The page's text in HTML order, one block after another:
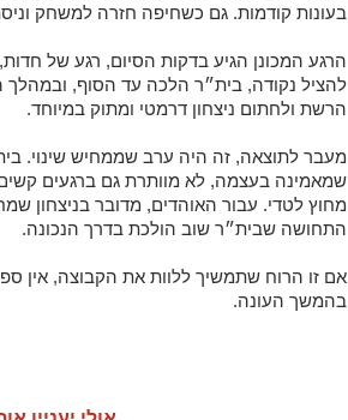
בעונות קודמות. גם כשחיפה חזרה למשחק
הרגע המכונן הגיע בדקות הסיום, רגע של
להציל נקודה, בית״ר הלכה עד הסוף,
הרשת ולחתום ניצחון דרמטי ומתוק במיוחד.
מעבר לתוצאה, זה היה ערב שממחיש שינוי.
שמאמינה בעצמה, לא מוותרת גם ברגעים
מחוץ לטדי. עבור האוהדים, מדובר בניצחון
התחושה שבית״ר שוב הולכת בדרך הנכונה.
אם זו הרוח שתמשיך ללוות את הקבוצה, אין
בהמשך העונה.